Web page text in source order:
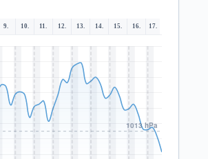
9. 10. 11. 12. 13. 14. 15. 16. 17.